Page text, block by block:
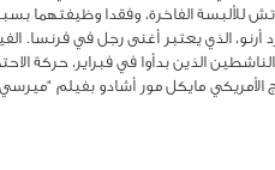
للألبسة الفاخرة، وفقدا وظيفتهما
الذي يعتبر أغنى رجل في فرنسا.
الذين بدأوا في فبراير، حركة
الأمريكي مايكل مور أشادو بفيلم